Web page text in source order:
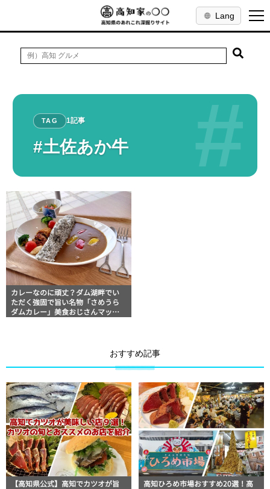
Lang
#
TAG 1記事
#土佐あか牛
カレーなのに頑丈？ダム湖畔でい
ただく強固で旨い名物「さめうら
ダムカレー」美食おじさんマッキ
おすすめ記事
【高知県公式】高知でカツオが旨
高知ひろめ市場おすすめ20選！高